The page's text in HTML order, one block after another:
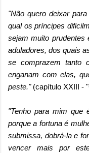
"Não quero deixar
qual os príncipes
sejam muito prudentes
aduladores, dos quais
se comprazem tanto
enganam com elas,
peste."(capítulo XXIII -
"Tenho para mim que
porque a fortuna é
submissa, dobrá-la e
vencer mais por